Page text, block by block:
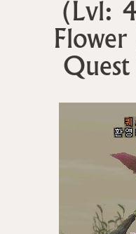
(Lvl:
Flower
Quest